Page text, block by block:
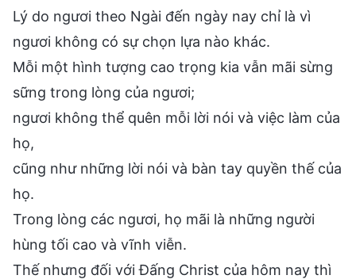
Lý do ngươi theo Ngài đến ngày nay chỉ là vì
ngươi không có sự chọn lựa nào khác.
Mỗi một hình tượng cao trọng kia vẫn mãi sừng
sững trong lòng của ngươi;
ngươi không thể quên mỗi lời nói và việc làm của
họ,
cũng như những lời nói và bàn tay quyền thế của
họ.
Trong lòng các ngươi, họ mãi là những người
hùng tối cao và vĩnh viễn.
Thế nhưng đối với Đấng Christ của hôm nay thì